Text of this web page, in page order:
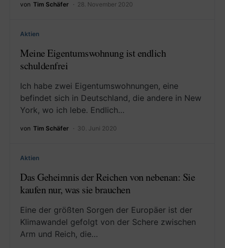
von Tim Schäfer 28. November 2020
Aktien
Meine Eigentumswohnung ist endlich
schuldenfrei
Ich habe zwei Eigentumswohnungen, eine
befindet sich in Deutschland, die andere in New
York, wo ich lebe. Endlich…
von Tim Schäfer 30. Juni 2020
Aktien
Das Geheimnis der Reichen von nebenan: Sie
kaufen nur, was sie brauchen
Eine der größten Sorgen der Europäer ist der
Klimawandel gefolgt von der Schere zwischen
Arm und Reich, die…